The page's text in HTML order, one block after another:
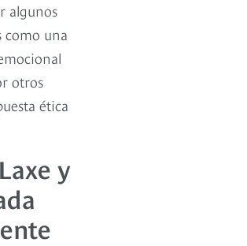
algunos
como una
otros
ética
y